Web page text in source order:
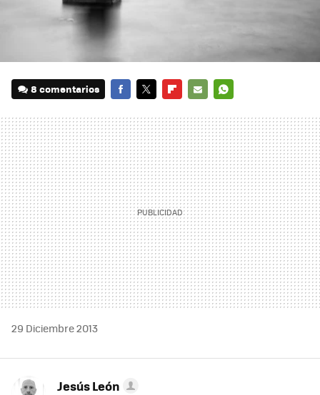
8 comentarios
MAIL
29 Diciembre 2013
Jesús León